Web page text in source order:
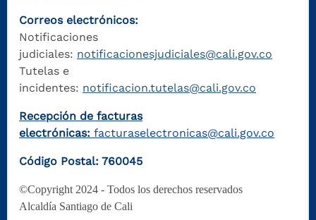
Correos electrónicos:
Notificaciones
judiciales: notificacionesjudiciales@cali.gov.co
Tutelas e
incidentes: notificacion.tutelas@cali.gov.co
Recepción de facturas
electrónicas: facturaselectronicas@cali.gov.co
Código Postal: 760045
©Copyright 2024 - Todos los derechos reservados
Alcaldía Santiago de Cali